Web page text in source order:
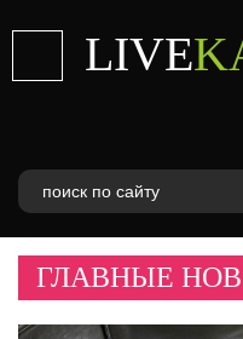
LIVE
ГЛАВНЫЕ